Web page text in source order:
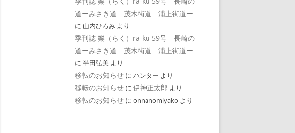
道ーみさき道 茂木街道 浦上街道ー
に 山内ひろみ より
季刊誌 樂（らく）ra-ku 59号 長崎の
道ーみさき道 茂木街道 浦上街道ー
に 半田弘美 より
移転のお知らせ に ハンター より
移転のお知らせ に 伊神正太郎 より
移転のお知らせ に onnanomiyako より